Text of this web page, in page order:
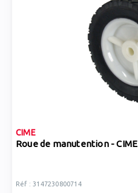
CIME
Roue de manutention - CIME
Réf : 3147230800714